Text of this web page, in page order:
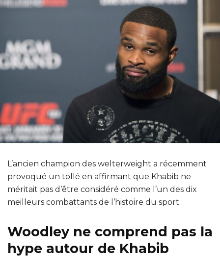
L’ancien champion des welterweight a récemment
provoqué un tollé en affirmant que Khabib ne
méritait pas d’être considéré comme l’un des dix
meilleurs combattants de l’histoire du sport.
Woodley ne comprend pas la
hype autour de Khabib